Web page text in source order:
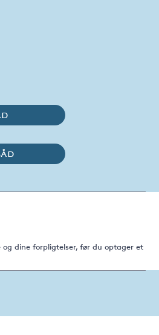
dine forpligtelser, før du optager et